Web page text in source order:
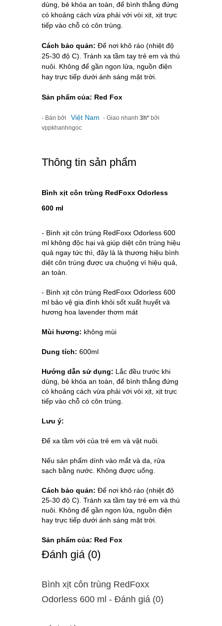
dùng, bẻ khóa an toàn, để bình thẳng đứng
có khoảng cách vừa phải với vòi xịt, xịt trực
tiếp vào chỗ có côn trùng.
Cách bảo quản: Để nơi khô ráo (nhiệt độ
25-30 độ C). Tránh xa tầm tay trẻ em và thú
nuôi. Không để gần ngọn lửa, nguồn điện
hay trực tiếp dưới ánh sáng mặt trời.
Sản phẩm của: Red Fox
- Bán bởi Việt Nam - Giao nhanh 3h* bởi
vppkhanhngoc
Thông tin sản phẩm
Bình xịt côn trùng RedFoxx Odorless
600 ml
- Bình xịt côn trùng RedFoxx Odorless 600
ml không độc hại và giúp diệt côn trùng hiệu
quả ngay tức thì, đây là là thương hiệu bình
diệt côn trùng được ưa chuộng vì hiệu quả,
an toàn.
- Bình xịt côn trùng RedFoxx Odorless 600
ml bảo vệ gia đình khỏi sốt xuất huyết và
hương hoa lavender thơm mát
Mùi hương: không mùi
Dung tích: 600ml
Hướng dẫn sử dụng: Lắc đều trước khi
dùng, bẻ khóa an toàn, để bình thẳng đứng
có khoảng cách vừa phải với vòi xịt, xịt trực
tiếp vào chỗ có côn trùng.
Lưu ý:
Để xa tầm với của trẻ em và vật nuôi.
Nếu sản phẩm dính vào mắt và da, rửa
sạch bằng nước. Không được uống.
Cách bảo quản: Để nơi khô ráo (nhiệt độ
25-30 độ C). Tránh xa tầm tay trẻ em và thú
nuôi. Không để gần ngọn lửa, nguồn điện
hay trực tiếp dưới ánh sáng mặt trời.
Sản phẩm của: Red Fox
Ðánh giá (0)
Bình xịt côn trùng RedFoxx
Odorless 600 ml - Ðánh giá (0)